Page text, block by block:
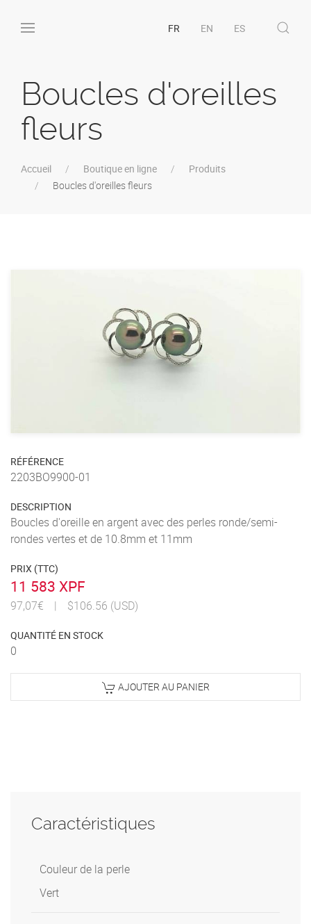
FR EN ES
Boucles d'oreilles
fleurs
Accueil Boutique en ligne
Produits
Boucles d'oreilles fleurs
RÉFÉRENCE
2203BO9900-01
DESCRIPTION
Boucles d'oreille en argent avec des perles ronde/semi-
rondes vertes et de 10.8mm et 11mm
PRIX (TTC)
11 583 XPF
97,07€ | $106.56 (USD)
QUANTITÉ EN STOCK
0
AJOUTER AU PANIER
Caractéristiques
Couleur de la perle
Vert